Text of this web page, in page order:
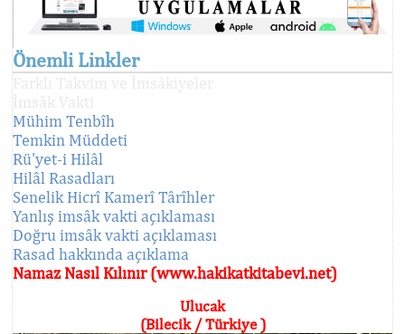
Önemli Linkler
Mühim Tenbîh
Temkin Müddeti
Rü'yet-i Hilâl
Hilâl Rasadları
Senelik Hicrî Kamerî Târîhler
Yanlış imsâk vakti açıklaması
Doğru imsâk vakti açıklaması
Rasad hakkında açıklama
Namaz Nasıl Kılınır (www.hakikatkitabevi.net)
Ulucak
(Bilecik / Türkiye )